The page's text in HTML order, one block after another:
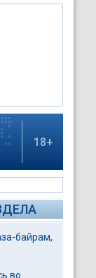
18+
байрам,
во